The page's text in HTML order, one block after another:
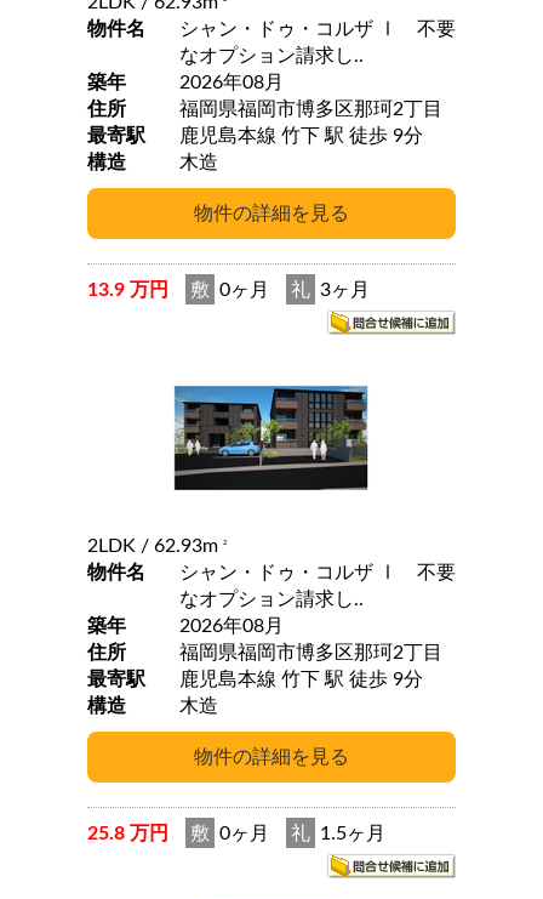
物件名
シャン・ドゥ・コルザ Ⅰ 不要
なオプション請求し..
築年
2026年08月
住所
福岡県福岡市博多区那珂2丁目
最寄駅
鹿児島本線 竹下 駅 徒歩 9分
構造
木造
13.9 万円 敷 0ヶ月 礼 3ヶ月
2LDK / 62.93m 2
物件名
シャン・ドゥ・コルザ Ⅰ 不要
なオプション請求し..
築年
2026年08月
住所
福岡県福岡市博多区那珂2丁目
最寄駅
鹿児島本線 竹下 駅 徒歩 9分
構造
木造
25.8 万円 敷 0ヶ月 礼 1.5ヶ月